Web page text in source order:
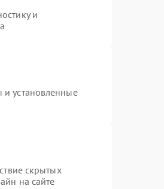
и
и установленные
скрытых
на сайте